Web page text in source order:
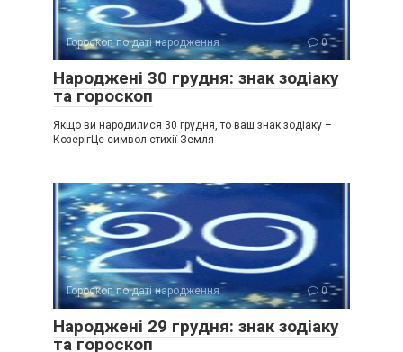
Гороскоп по даті народження 0
Народжені 30 грудня: знак зодіаку
та гороскоп
Якщо ви народилися 30 грудня, то ваш знак зодіаку –
КозерігЦе символ стихії Земля
Гороскоп по даті народження 0
Народжені 29 грудня: знак зодіаку
та гороскоп